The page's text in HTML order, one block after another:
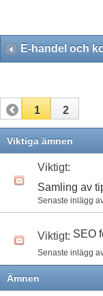
E-handel och
1 2
Viktiga ämnen
Viktigt:
Samling av
Senaste inlägg
Viktigt: SEO
Senaste inlägg
Ämnen